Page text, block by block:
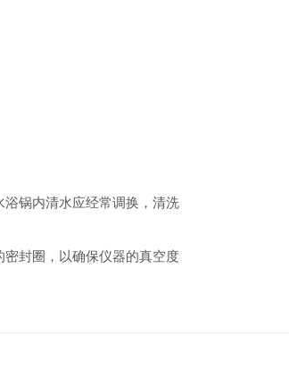
锅内清水应经常调换，清洗
封圈，以确保仪器的真空度